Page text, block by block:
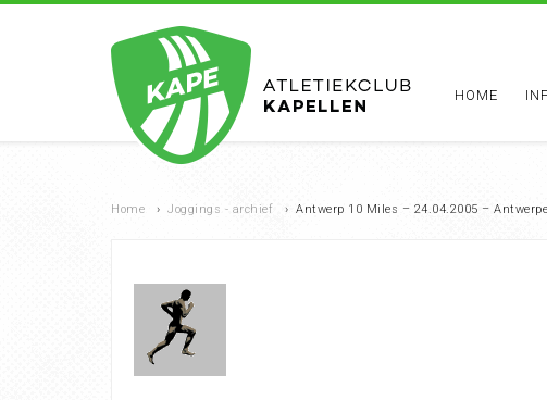
HOME
Home › Joggings - archief › Antwerp 10 Miles – 24.04.2005 –